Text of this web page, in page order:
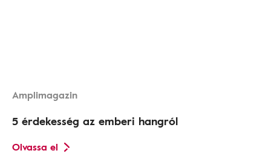
Amplimagazin
5 érdekesség az emberi hangról
Olvassa el